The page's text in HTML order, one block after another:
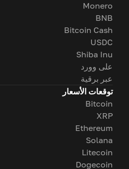
Monero
BNB
Bitcoin Cash
USDC
Shiba Inu
على وورد
عبر برقية
توقعات الأسعار
Bitcoin
XRP
Ethereum
Solana
Litecoin
Dogecoin